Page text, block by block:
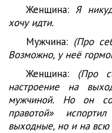
Женщина:Я
хочу идти.
Мужчина: (Про
Возможно, у неё
Женщина: (Про
настроение на
мужчиной. Но он
правотой»
выходные, но и на